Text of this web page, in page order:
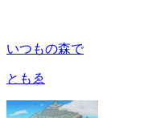
いつもの森で
ともゑ